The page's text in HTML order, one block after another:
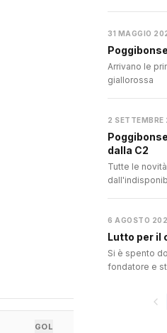
GOL
31 MAGGIO
Arrivano le
giallorossa
2 SETTEMBRE
dalla C2
Tutte le
6 AGOSTO
Lutto per il
Si è spento
fondatore e